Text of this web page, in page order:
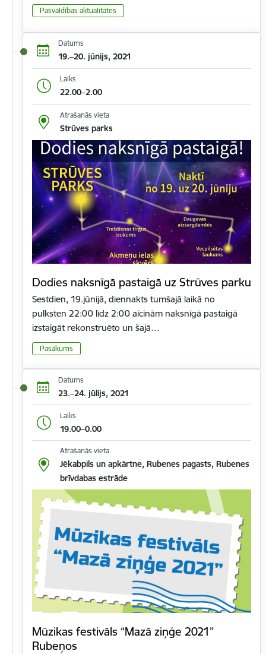
Pašvaldības aktualitātes
Datums
19.–20. jūnijs, 2021
Laiks
22.00–2.00
Atrašanās vieta
Strūves parks
Dodies naksnīgā pastaigā uz Strūves parku
Sestdien, 19.jūnijā, diennakts tumšajā laikā no
pulksten 22:00 līdz 2:00 aicinām naksnīgā pastaigā
izstaigāt rekonstruēto un šajā…
Pasākums
Datums
23.–24. jūlijs, 2021
Laiks
19.00–0.00
Atrašanās vieta
Jēkabpils un apkārtne, Rubenes pagasts, Rubenes
brīvdabas estrāde
Mūzikas festivāls “Mazā ziņģe 2021”
Rubeņos